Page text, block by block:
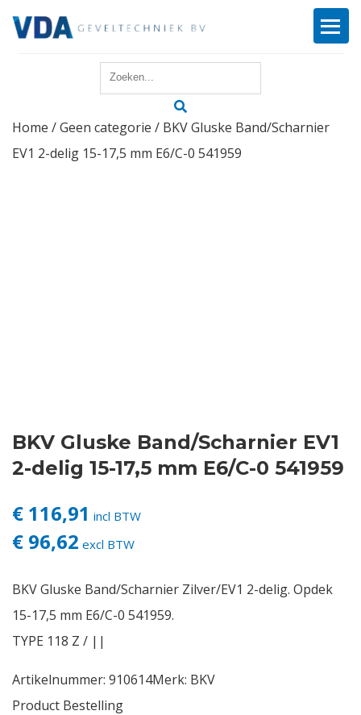
Reparatie
Login
Home /Geen categorie / BKV Gluske Band/Scharnier
EV1 2-delig 15-17,5 mm E6/C-0 541959
BKV Gluske Band/Scharnier EV1
2-delig 15-17,5 mm E6/C-0 541959
€ 116,91 incl BTW
€ 96,62 excl BTW
BKV Gluske Band/Scharnier Zilver/EV1 2-delig. Opdek
15-17,5 mm E6/C-0 541959.
TYPE 118 Z / ||
Artikelnummer: 910614Merk: BKV
Product Bestelling